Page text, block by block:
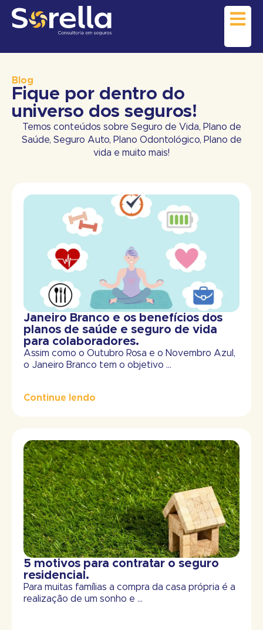
Blog
Fique por dentro do
universo dos seguros!
Temos conteúdos sobre Seguro de Vida, Plano de
Saúde, Seguro Auto, Plano Odontológico, Plano de
vida e muito mais!
Janeiro Branco e os benefícios dos
planos de saúde e seguro de vida
para colaboradores.
Assim como o Outubro Rosa e o Novembro Azul,
o Janeiro Branco tem o objetivo ...
Continue lendo
5 motivos para contratar o seguro
residencial.
Para muitas famílias a compra da casa própria é a
realização de um sonho e ...